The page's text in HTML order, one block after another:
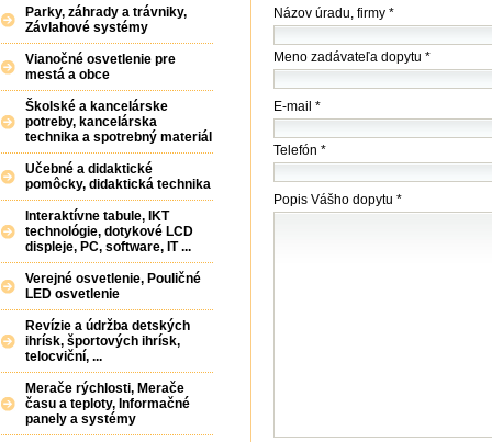
Názov
(firmy
/
úradu)
Názov úradu, firmy *
Meno zadávateľa dopytu *
E-mail *
Telefón *
Popis Vášho dopytu *
Parky, záhrady a trávniky,
Závlahové systémy
Vianočné osvetlenie pre
mestá a obce
Školské a kancelárske
potreby, kancelárska
technika a spotrebný materiál
Učebné a didaktické
pomôcky, didaktická technika
Interaktívne tabule, IKT
technológie, dotykové LCD
displeje, PC, software, IT ...
Verejné osvetlenie, Pouličné
LED osvetlenie
Revízie a údržba detských
ihrísk, športových ihrísk,
telocviční, ...
Merače rýchlosti, Merače
času a teploty, Informačné
panely a systémy